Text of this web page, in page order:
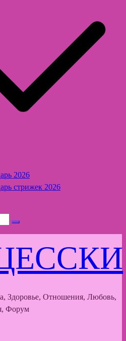
2026
стрижек 2026
Отношения, Любовь,
Форум